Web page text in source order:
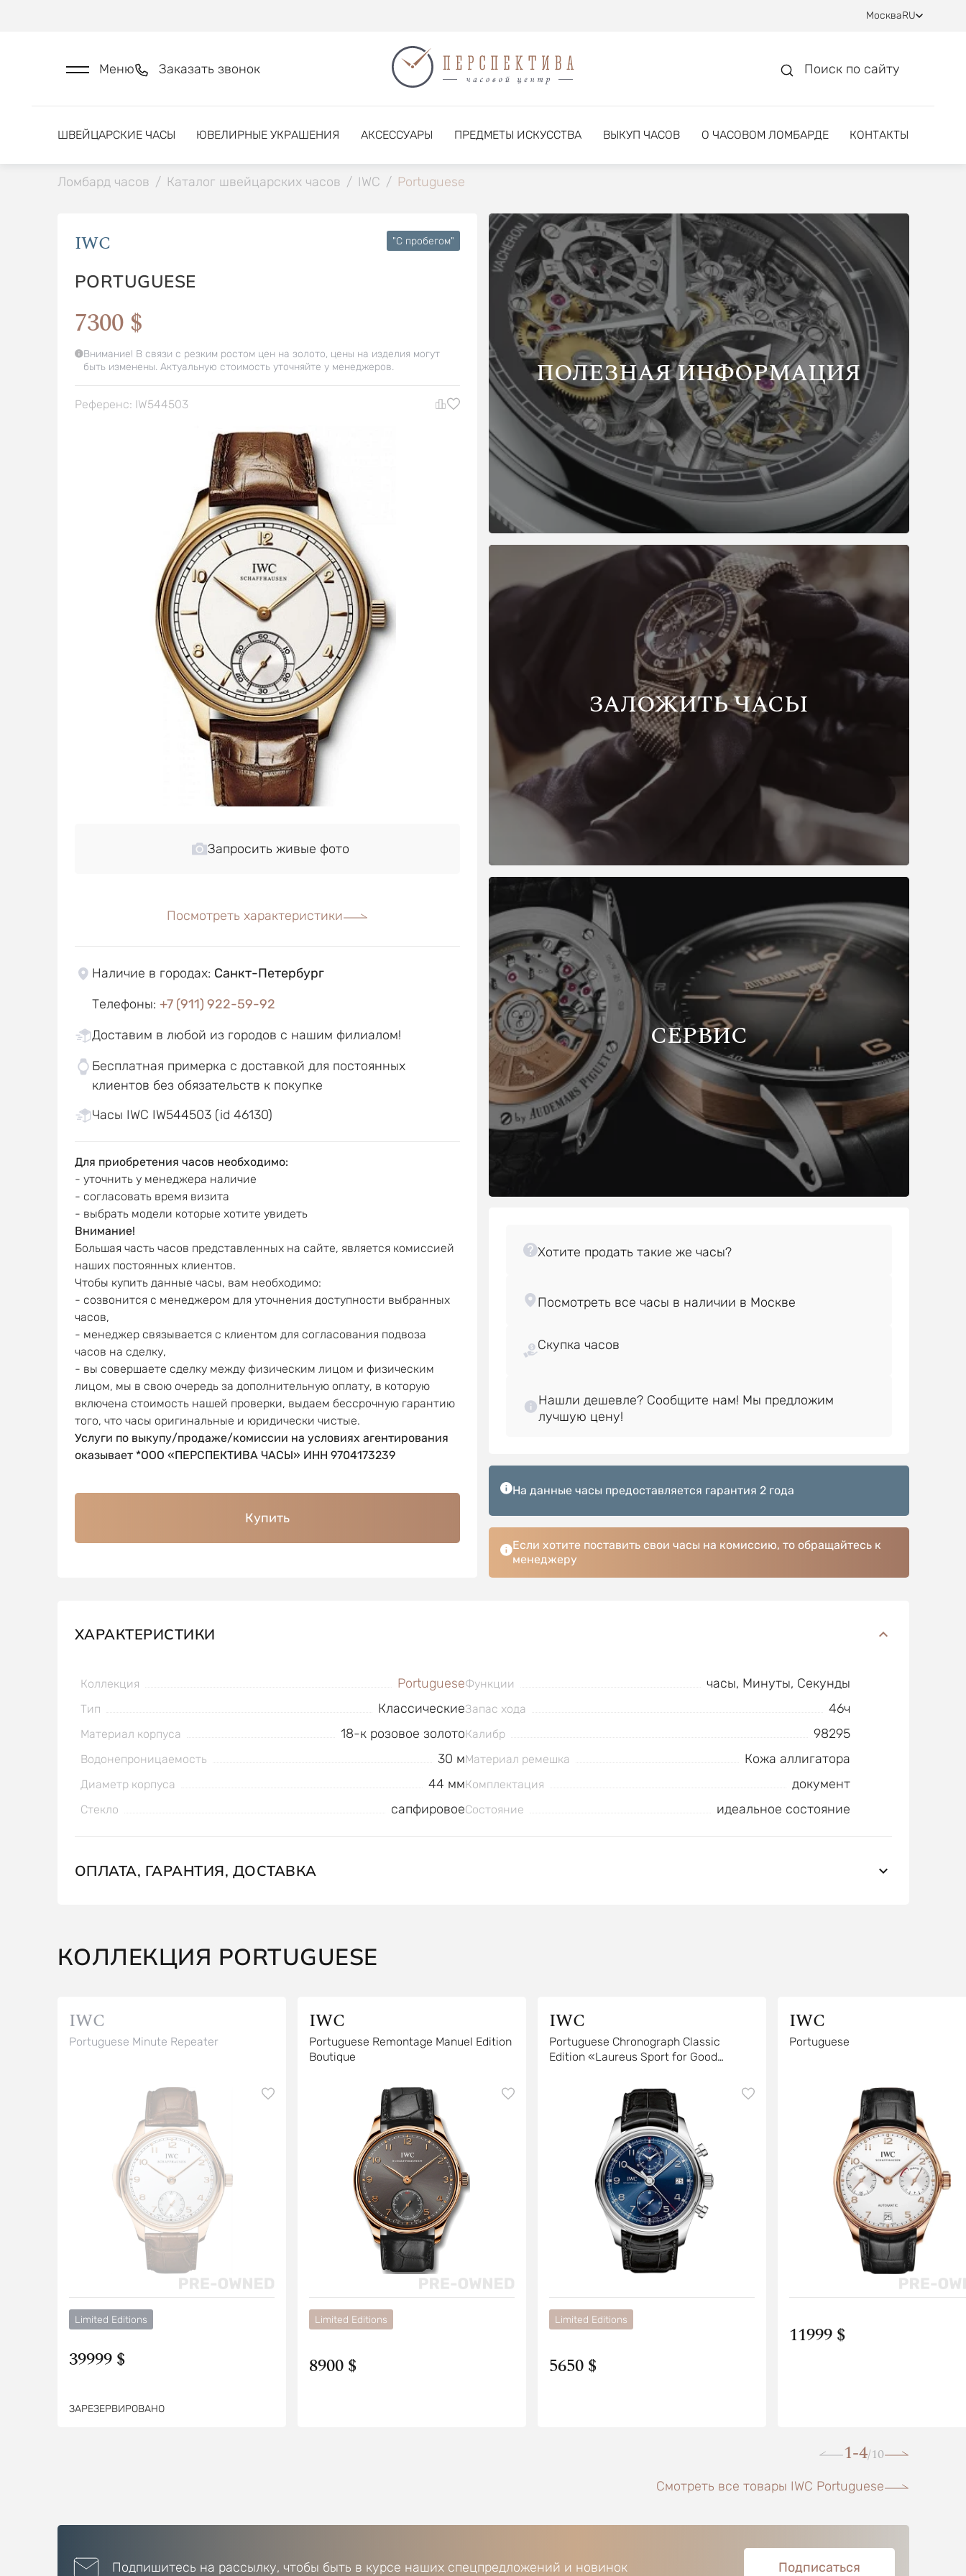
МоскваRU
Меню Заказать звонок Поиск по сайту
ШВЕЙЦАРСКИЕ ЧАСЫ ЮВЕЛИРНЫЕ УКРАШЕНИЯ АКСЕССУАРЫ ПРЕДМЕТЫ ИСКУССТВА ВЫКУП ЧАСОВ О ЧАСОВОМ ЛОМБАРДЕ КОНТАКТЫ
Ломбард часов / Каталог швейцарских часов / IWC / Portuguese
IWC "C пробегом"
PORTUGUESE
7300 $
Внимание! В связи с резким ростом цен на золото, цены на изделия могут
быть изменены. Актуальную стоимость уточняйте у менеджеров.
Референс: IW544503
Запросить живые фото
Посмотреть характеристики
Наличие в городах: Санкт-Петербург
Телефоны: +7 (911) 922-59-92
Доставим в любой из городов с нашим филиалом!
Бесплатная примерка с доставкой для постоянных
клиентов без обязательств к покупке
Часы IWC IW544503 (id 46130)
Для приобретения часов необходимо:
- уточнить у менеджера наличие
- согласовать время визита
- выбрать модели которые хотите увидеть
Внимание!
Большая часть часов представленных на сайте, является комиссией
наших постоянных клиентов.
Чтобы купить данные часы, вам необходимо:
- созвонится с менеджером для уточнения доступности выбранных
часов,
- менеджер связывается с клиентом для согласования подвоза
часов на сделку,
- вы совершаете сделку между физическим лицом и физическим
лицом, мы в свою очередь за дополнительную оплату, в которую
включена стоимость нашей проверки, выдаем бессрочную гарантию
того, что часы оригинальные и юридически чистые.
Услуги по выкупу/продаже/комиссии на условиях агентирования
оказывает *ООО «ПЕРСПЕКТИВА ЧАСЫ» ИНН 9704173239
Купить
ПОЛЕЗНАЯ ИНФОРМАЦИЯ
ЗАЛОЖИТЬ ЧАСЫ
СЕРВИС
Скупка часов
Нашли дешевле? Сообщите нам! Мы предложим
На данные часы предоставляется гарантия 2 года
Если хотите поставить свои часы на комиссию, то обращайтесь к
менеджеру
ХАРАКТЕРИСТИКИ
Коллекция Portuguese
Тип Классические
Материал корпуса 18-к розовое золото
Водонепроницаемость 30 м
Диаметр корпуса 44 мм
Стекло сапфировое
Функции часы, Минуты, Секунды
Запас хода 46ч
Калибр 98295
Материал ремешка Кожа аллигатора
Комплектация документ
Состояние идеальное состояние
ОПЛАТА, ГАРАНТИЯ, ДОСТАВКА
КОЛЛЕКЦИЯ PORTUGUESE
IWC
Portuguese Minute Repeater
Limited Editions
39999 $
ЗАРЕЗЕРВИРОВАНО
IWC
Portuguese Remontage Manuel Edition
Boutique
Limited Editions
8900 $
IWC
Portuguese Chronograph Classic
Edition «Laureus Sport for Good
Limited Editions
5650 $
IWC
Portuguese
11999 $
1-4/10
Смотреть все товары IWC Portuguese
Подпишитесь на рассылку, чтобы быть в курсе наших спецпредложений и новинок Подписаться